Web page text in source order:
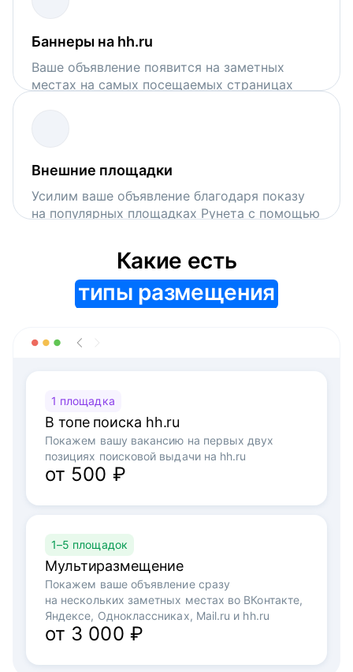
Баннеры на hh.ru
Ваше объявление появится на заметных
местах на самых посещаемых страницах
Внешние площадки
Усилим ваше объявление благодаря показу
на популярных площадках Рунета с помощью
типы размещения
1 площадка
В топе поиска hh.ru
Покажем вашу вакансию на первых двух
позициях поисковой выдачи на hh.ru
от 500 ₽
1–5 площадок
Мультиразмещение
Покажем ваше объявление сразу
на нескольких заметных местах во ВКонтакте,
Яндексе, Одноклассниках, Mail.ru и hh.ru
от 3 000 ₽